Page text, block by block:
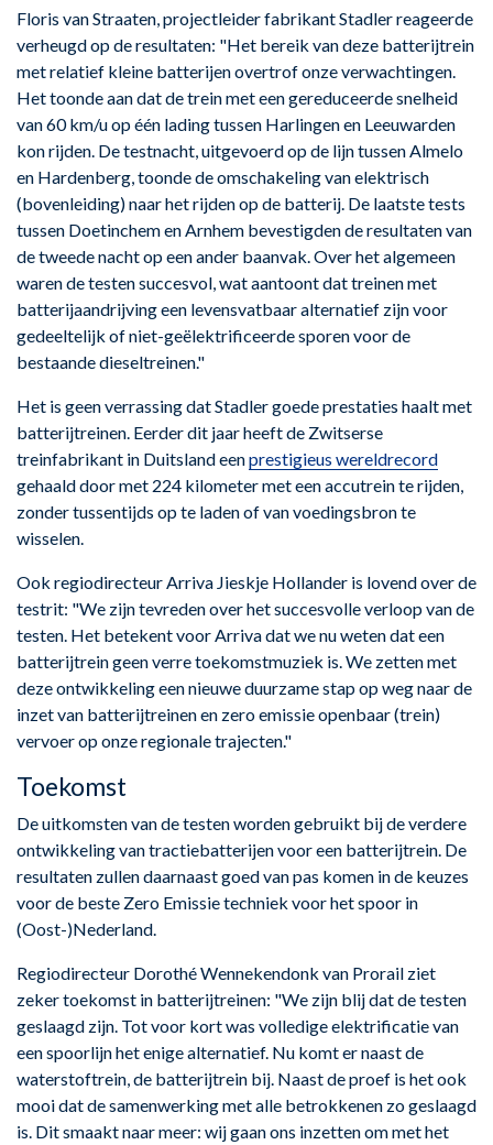
Floris van Straaten, projectleider fabrikant Stadler reageerde
verheugd op de resultaten: "Het bereik van deze batterijtrein
met relatief kleine batterijen overtrof onze verwachtingen.
Het toonde aan dat de trein met een gereduceerde snelheid
van 60 km/u op één lading tussen Harlingen en Leeuwarden
kon rijden. De testnacht, uitgevoerd op de lijn tussen Almelo
en Hardenberg, toonde de omschakeling van elektrisch
(bovenleiding) naar het rijden op de batterij. De laatste tests
tussen Doetinchem en Arnhem bevestigden de resultaten van
de tweede nacht op een ander baanvak. Over het algemeen
waren de testen succesvol, wat aantoont dat treinen met
batterijaandrijving een levensvatbaar alternatief zijn voor
gedeeltelijk of niet-geëlektrificeerde sporen voor de
bestaande dieseltreinen."
Het is geen verrassing dat Stadler goede prestaties haalt met
batterijtreinen. Eerder dit jaar heeft de Zwitserse
treinfabrikant in Duitsland eenprestigieus wereldrecord
gehaald door met 224 kilometer met een accutrein te rijden,
zonder tussentijds op te laden of van voedingsbron te
wisselen.
Ook regiodirecteur Arriva Jieskje Hollander is lovend over de
testrit: "We zijn tevreden over het succesvolle verloop van de
testen. Het betekent voor Arriva dat we nu weten dat een
batterijtrein geen verre toekomstmuziek is. We zetten met
deze ontwikkeling een nieuwe duurzame stap op weg naar de
inzet van batterijtreinen en zero emissie openbaar (trein)
vervoer op onze regionale trajecten."
Toekomst
De uitkomsten van de testen worden gebruikt bij de verdere
ontwikkeling van tractiebatterijen voor een batterijtrein. De
resultaten zullen daarnaast goed van pas komen in de keuzes
voor de beste Zero Emissie techniek voor het spoor in
(Oost-)Nederland.
Regiodirecteur Dorothé Wennekendonk van Prorail ziet
zeker toekomst in batterijtreinen: "We zijn blij dat de testen
geslaagd zijn. Tot voor kort was volledige elektrificatie van
een spoorlijn het enige alternatief. Nu komt er naast de
waterstoftrein, de batterijtrein bij. Naast de proef is het ook
mooi dat de samenwerking met alle betrokkenen zo geslaagd
is. Dit smaakt naar meer: wij gaan ons inzetten om met het